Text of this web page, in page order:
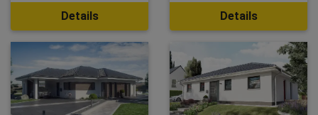
Details Details